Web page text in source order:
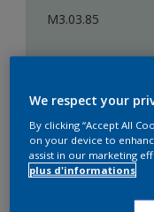
M3.03.85
Quantité
We respect your
By clicking “Accept All
on your device to
assist in our marketing
plus d'informations